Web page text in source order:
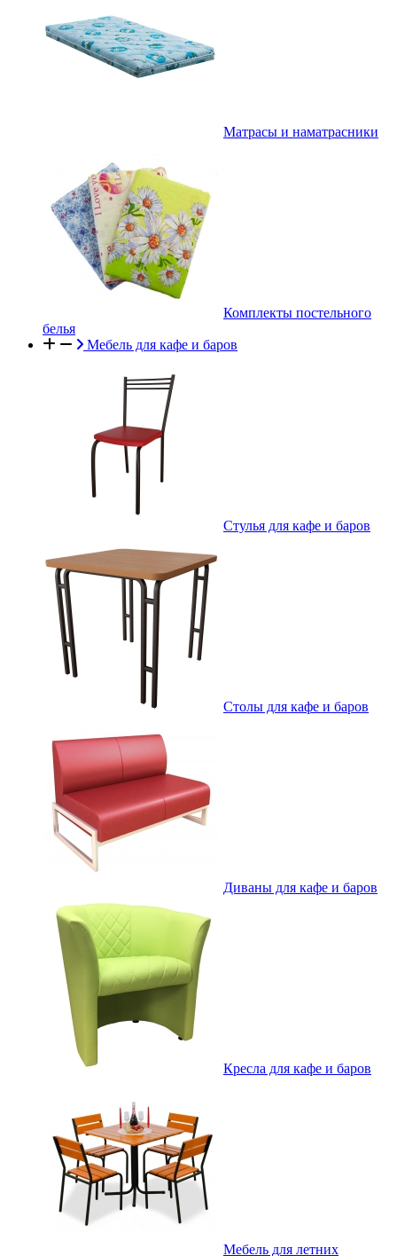
Матрасы и наматрасники
Комплекты постельного
белья
Мебель для кафе и баров
Стулья для кафе и баров
Столы для кафе и баров
Диваны для кафе и баров
Кресла для кафе и баров
Мебель для летних